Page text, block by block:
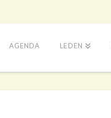
AGENDA LEDEN